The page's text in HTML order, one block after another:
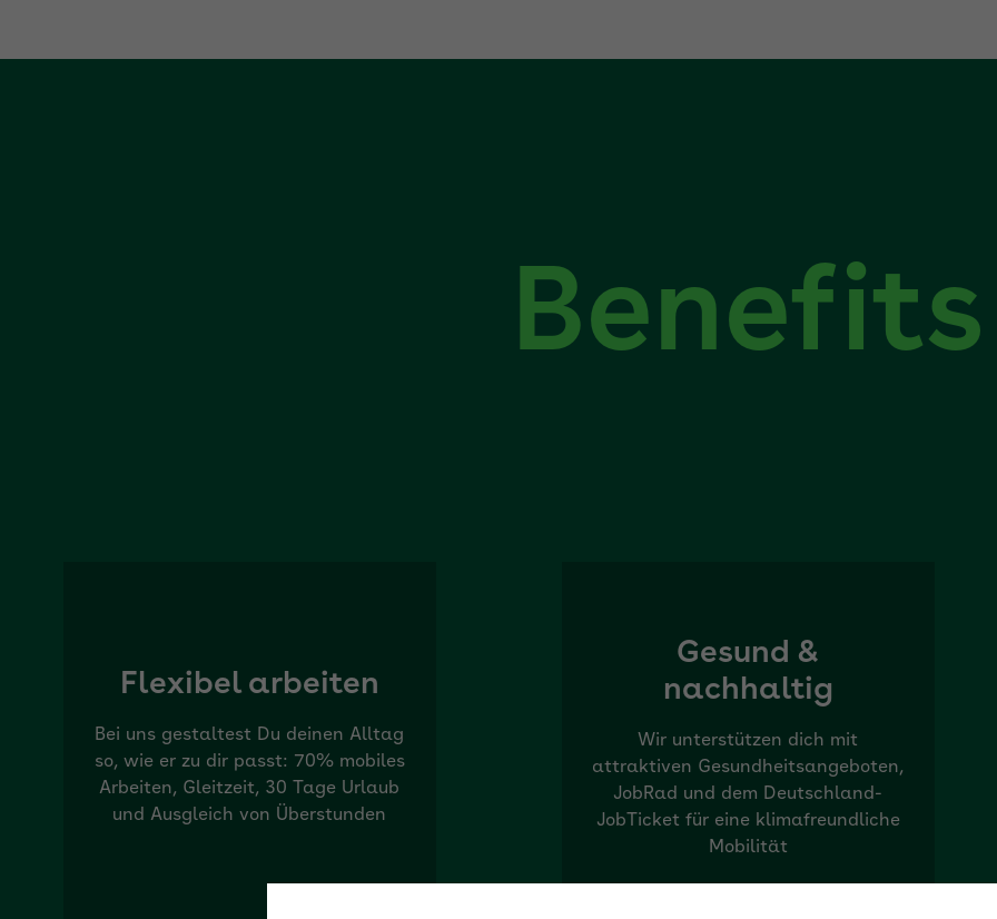
Benefits
Flexibel arbeiten
Bei uns gestaltest Du deinen Alltag
so, wie er zu dir passt: 70% mobiles
Arbeiten, Gleitzeit, 30 Tage Urlaub
und Ausgleich von Überstunden
Gesund &
nachhaltig
Wir unterstützen dich mit
attraktiven Gesundheitsangeboten,
JobRad und dem Deutschland-
JobTicket für eine klimafreundliche
Mobilität